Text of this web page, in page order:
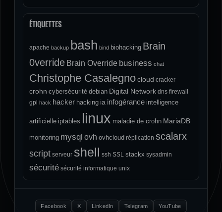
ÉTIQUETTES
apache backup bash bind biohacking Brain
0verride Brain Override business chat
Christophe Casalegnocloud cracker
crohn cybersécurité debian Digital Network dns firewall
gpl
hack hacker hacking ia infogérance intelligence
artificielle iptables linux maladie de crohn MariaDB
monitoring mysql ovh ovhcloud réplication scalarx
script serveur shell ssh SSL stackx sysadmin
sécurité sécurité informatique unix
Facebook X LinkedIn Telegram YouTube